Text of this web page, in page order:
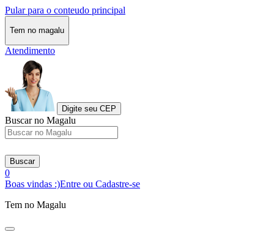
Pular para o conteudo principal
Tem no magalu
Atendimento
Digite seu CEP
Buscar no Magalu
Buscar
0
Boas vindas :)Entre ou Cadastre-se
Tem no Magalu